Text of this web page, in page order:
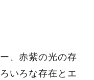
、赤紫の光の存
いろな存在とエ